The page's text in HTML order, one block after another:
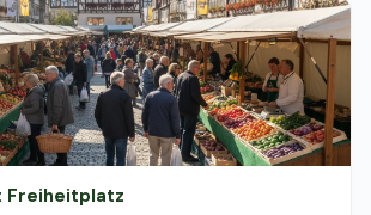
Freiheitplatz